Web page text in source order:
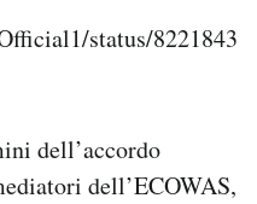
status/8221843
dell’accordo
dell’ECOWAS,